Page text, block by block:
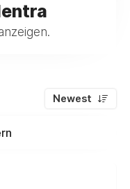
Newest